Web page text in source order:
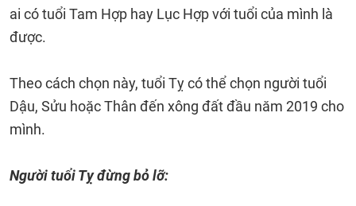
ai có tuổi Tam Hợp hay Lục Hợp với tuổi của mình là
được.
Theo cách chọn này, tuổi Tỵ có thể chọn người tuổi
Dậu, Sửu hoặc Thân đến xông đất đầu năm 2019 cho
mình.
Người tuổi Tỵ đừng bỏ lỡ: